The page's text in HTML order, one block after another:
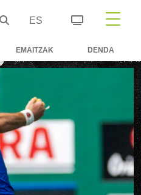
ES
EMAITZAK DENDA